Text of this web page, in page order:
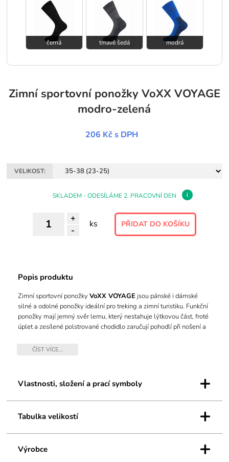
černá tmavě šedá modrá
Zimní sportovní ponožky VoXX VOYAGE
modro-zelená
206 Kč s DPH
VELIKOST:
SKLADEM - ODESÍLÁME 2. PRACOVNÍ DEN i
+
-
ks
Popis produktu
Zimní sportovní ponožkyVoXX VOYAGE jsou pánské i dámské
silné a odolné ponožky ideální pro treking a zimní turistiku. Funkční
ponožky mají jemný svěr lemu, který nestahuje lýtkovou část, froté
úplet a zesílené polstrované chodidlo zaručují pohodlí při nošení a
materiály merino vlna a silproX® s ionty stříbra zaručují
ČÍST VÍCE...
Vlastnosti, složení a prací symboly +
Tabulka velikostí +
Výrobce +